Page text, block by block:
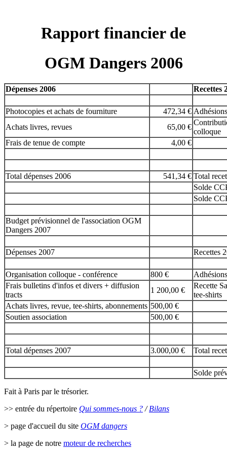
Rapport financier de
OGM Dangers 2006
Dépenses 2006 Recettes
Photocopies et achats de fourniture 472,34 €
Achats livres, revues
65,00 €
colloque
Frais de tenue de compte
4,00 €
Total dépenses 2006 541,34 € Total
Solde
Solde
Budget prévisionnel de l'association OGM
Dangers 2007
Dépenses 2007 Recettes
Organisation colloque - conférence 800 €
Frais bulletins d'infos et divers + diffusion
tracts
1 200,00 €
Recette
tee-shirts
Achats livres, revue, tee-shirts, abonnements 500,00 €
Soutien association
500,00 €
Total dépenses 2007 3.000,00 € Total
Solde
Fait à Paris par le trésorier.
>> entrée du répertoire Qui sommes-nous ? /Bilans
> page d'accueil du site OGM dangers
> la page de notre moteur de recherches